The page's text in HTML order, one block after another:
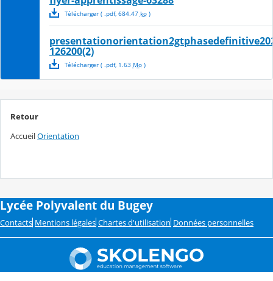
Télécharger( .pdf, 684.47 ko)
126200(2)
Télécharger( .pdf, 1.63 Mo)
Retour
AccueilOrientation
Lycée Polyvalent du Bugey
Contacts Mentions légales Chartes d'utilisation Données personnelles